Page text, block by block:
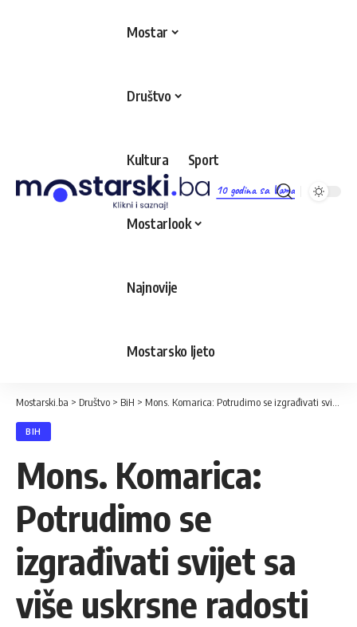
10 godina sa Vama
Mostar
Društvo
Kultura Sport
Mostarlook
Najnovije
Mostarsko ljeto
Mostarski.ba > Društvo > BiH > Mons. Komarica: Potrudimo se izgrađivati svijet sa više uskrsne radosti
BIH
Mons. Komarica:
Potrudimo se
izgrađivati svijet sa
više uskrsne radosti